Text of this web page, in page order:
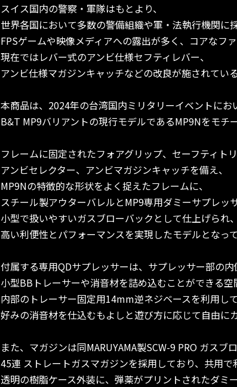
スイス国内の警察・軍隊はもとより、
世界各国において多数の警備組織や軍・法執行機関に
FPSゲームや映像メディアへの露出が多く、コアなフ
現在ではレバー式のアンビ仕様セフティレバー、
アンビ仕様マガジンキャッチなどの改良が施されてい
本商品は、2024年の台湾国内ミリタリーイベントにお
B&T MP9バリアントの現行モデルであるMP9Nをモチ
フレームに固定されたフォアグリップ、セーフティトリ
アンビセレクター、アンビマガジンキャッチを備え、
MP9Nの特徴的な形状をよく捉えたフレームに、
スチール製アウターバレルとMP9専用ダミーサプレッ
小型で扱いやすいガスブローバックとして仕上げられ、
高い利便性とパフォーマンスを実現したモデルとなって
付属する専用QDサプレッサーは、サプレッサー部の内
小型BBトレーサーや消音材を詰め込むことができる空
内部のトレーサー固定用14mm逆ネジベースを利用し
好みの消音材を仕込むもよしと遊び方に応じて自由に
また、マガジンは同MARUYAMA製SCW-9 PRO ガス
45連 ストレートガスマガジンを採用しており、共用で
透明の樹脂ケース外装に、弾薬がプリントされたダミ